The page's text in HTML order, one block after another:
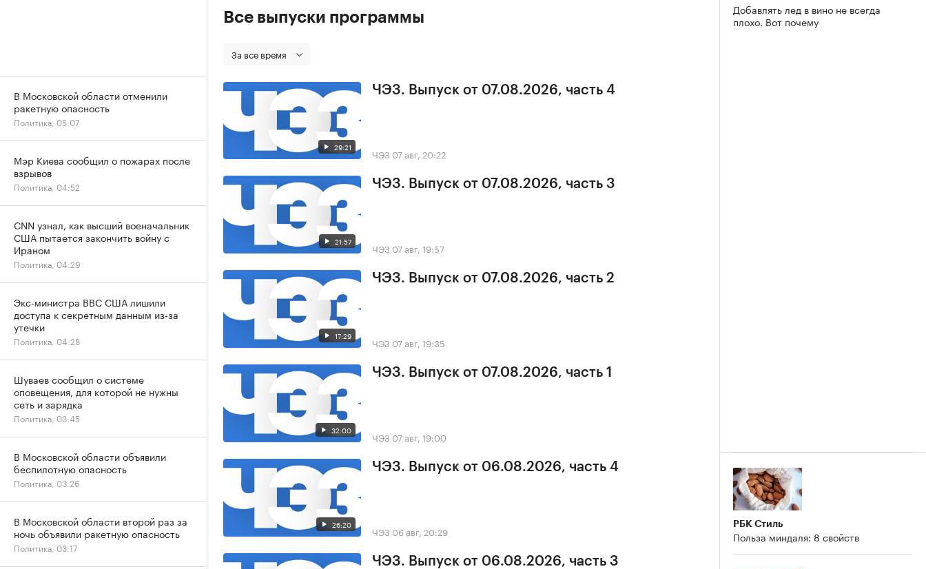
Все выпуски программы
За все время
29:21
ЧЭЗ. Выпуск от 07.08.2026, часть 4
ЧЭЗ 07 авг, 20:22
21:57
ЧЭЗ. Выпуск от 07.08.2026, часть 3
ЧЭЗ 07 авг, 19:57
17:29
ЧЭЗ. Выпуск от 07.08.2026, часть 2
ЧЭЗ 07 авг, 19:35
32:00
ЧЭЗ. Выпуск от 07.08.2026, часть 1
ЧЭЗ 07 авг, 19:00
26:20
ЧЭЗ. Выпуск от 06.08.2026, часть 4
ЧЭЗ 06 авг, 20:29
ЧЭЗ. Выпуск от 06.08.2026, часть 3
Добавлять лед в вино не всегда
плохо. Вот почему
РБК Стиль
Польза миндаля: 8 свойств
В Московской области отменили
ракетную опасность
Политика, 05:07
Мэр Киева сообщил о пожарах после
взрывов
Политика, 04:52
CNN узнал, как высший военачальник
США пытается закончить войну с
Ираном
Политика, 04:29
Экс-министра ВВС США лишили
доступа к секретным данным из-за
утечки
Политика, 04:28
Шуваев сообщил о системе
оповещения, для которой не нужны
сеть и зарядка
Политика, 03:45
В Московской области объявили
беспилотную опасность
Политика, 03:26
В Московской области второй раз за
ночь объявили ракетную опасность
Политика, 03:17